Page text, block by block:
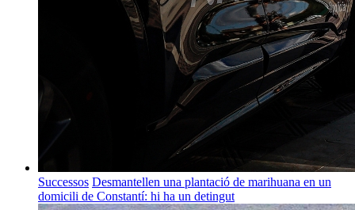
Successos Desmantellen una plantació de marihuana en un
domicili de Constantí: hi ha un detingut